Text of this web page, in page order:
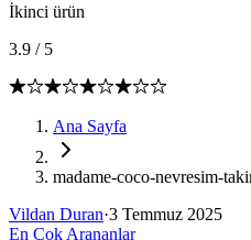
İkinci ürün
3.9 / 5
Ana Sayfa
madame-coco-nevresim-
Vildan Duran·3 Temmuz 2025
En Çok Arananlar